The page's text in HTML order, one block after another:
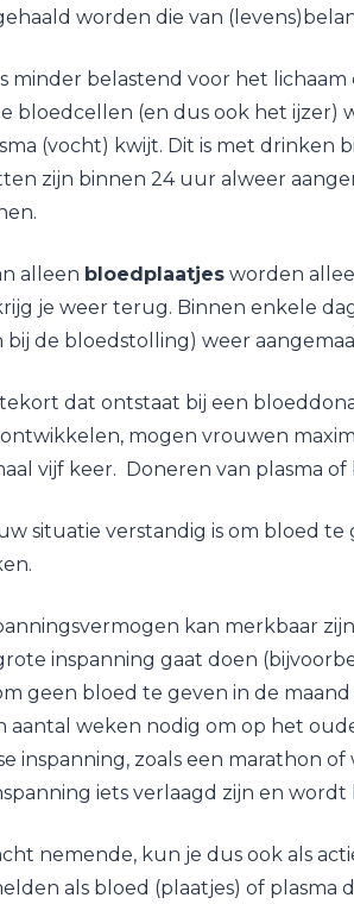
worden die van
minder belastend voor het
bloedcellen (en dus ook het ijzer)
(vocht) kwijt. Dit is met drinken
zijn binnen 24 uur alweer
alleen bloedplaatjes worden
je weer terug. Binnen enkele
bij de bloedstolling) weer
dat ontstaat bij een
mogen vrouwen
vijf keer. Doneren van plasma
situatie verstandig is om bloed
kan merkbaar
inspanning gaat doen
geen bloed te geven in de
aantal weken nodig om op het
inspanning, zoals een marathon
iets verlaagd zijn en
nemende, kun je dus ook als
als bloed (plaatjes) of plasma